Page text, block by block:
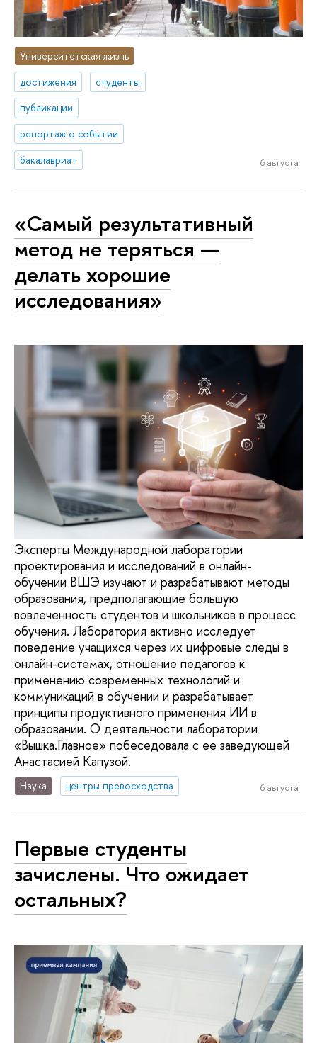
Университетская жизнь
достижения
студенты
публикации
репортаж о событии
бакалавриат
6 августа
«Самый результативный
метод не теряться —
делать хорошие
исследования»
Эксперты Международной лаборатории
проектирования и исследований в онлайн-
обучении ВШЭ изучают и разрабатывают методы
образования, предполагающие большую
вовлеченность студентов и школьников в процесс
обучения. Лаборатория активно исследует
поведение учащихся через их цифровые следы в
онлайн-системах, отношение педагогов к
применению современных технологий и
коммуникаций в обучении и разрабатывает
принципы продуктивного применения ИИ в
образовании. О деятельности лаборатории
«Вышка.Главное» побеседовала с ее заведующей
Анастасией Капузой.
Наука центры превосходства 6 августа
Первые студенты
зачислены. Что ожидает
остальных?